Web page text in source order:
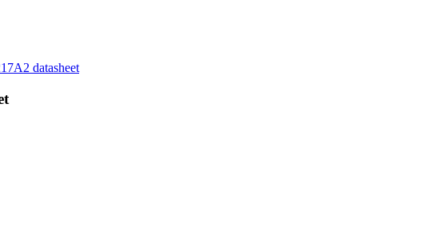
datasheet